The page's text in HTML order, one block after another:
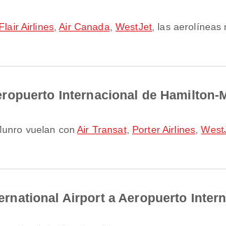
Flair Airlines ,Air Canada ,WestJet , las
Internacional de Hamilton-
vuelan conAir Transat, Porter Airlines ,
Airport a Aeropuerto